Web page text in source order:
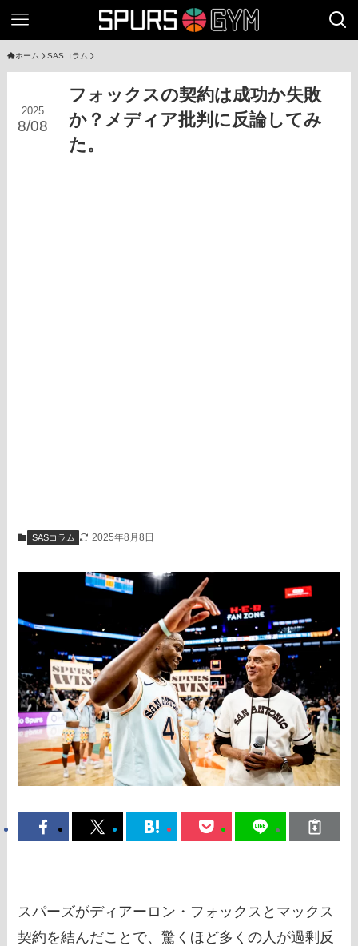
ホーム SASコラム
フォックスの契約は成功か失敗
か？メディア批判に反論してみ
た。
2025
8/08
SASコラム 2025年8月8日
スパーズがディアーロン・フォックスとマックス
契約を結んだことで、驚くほど多くの人が過剰反